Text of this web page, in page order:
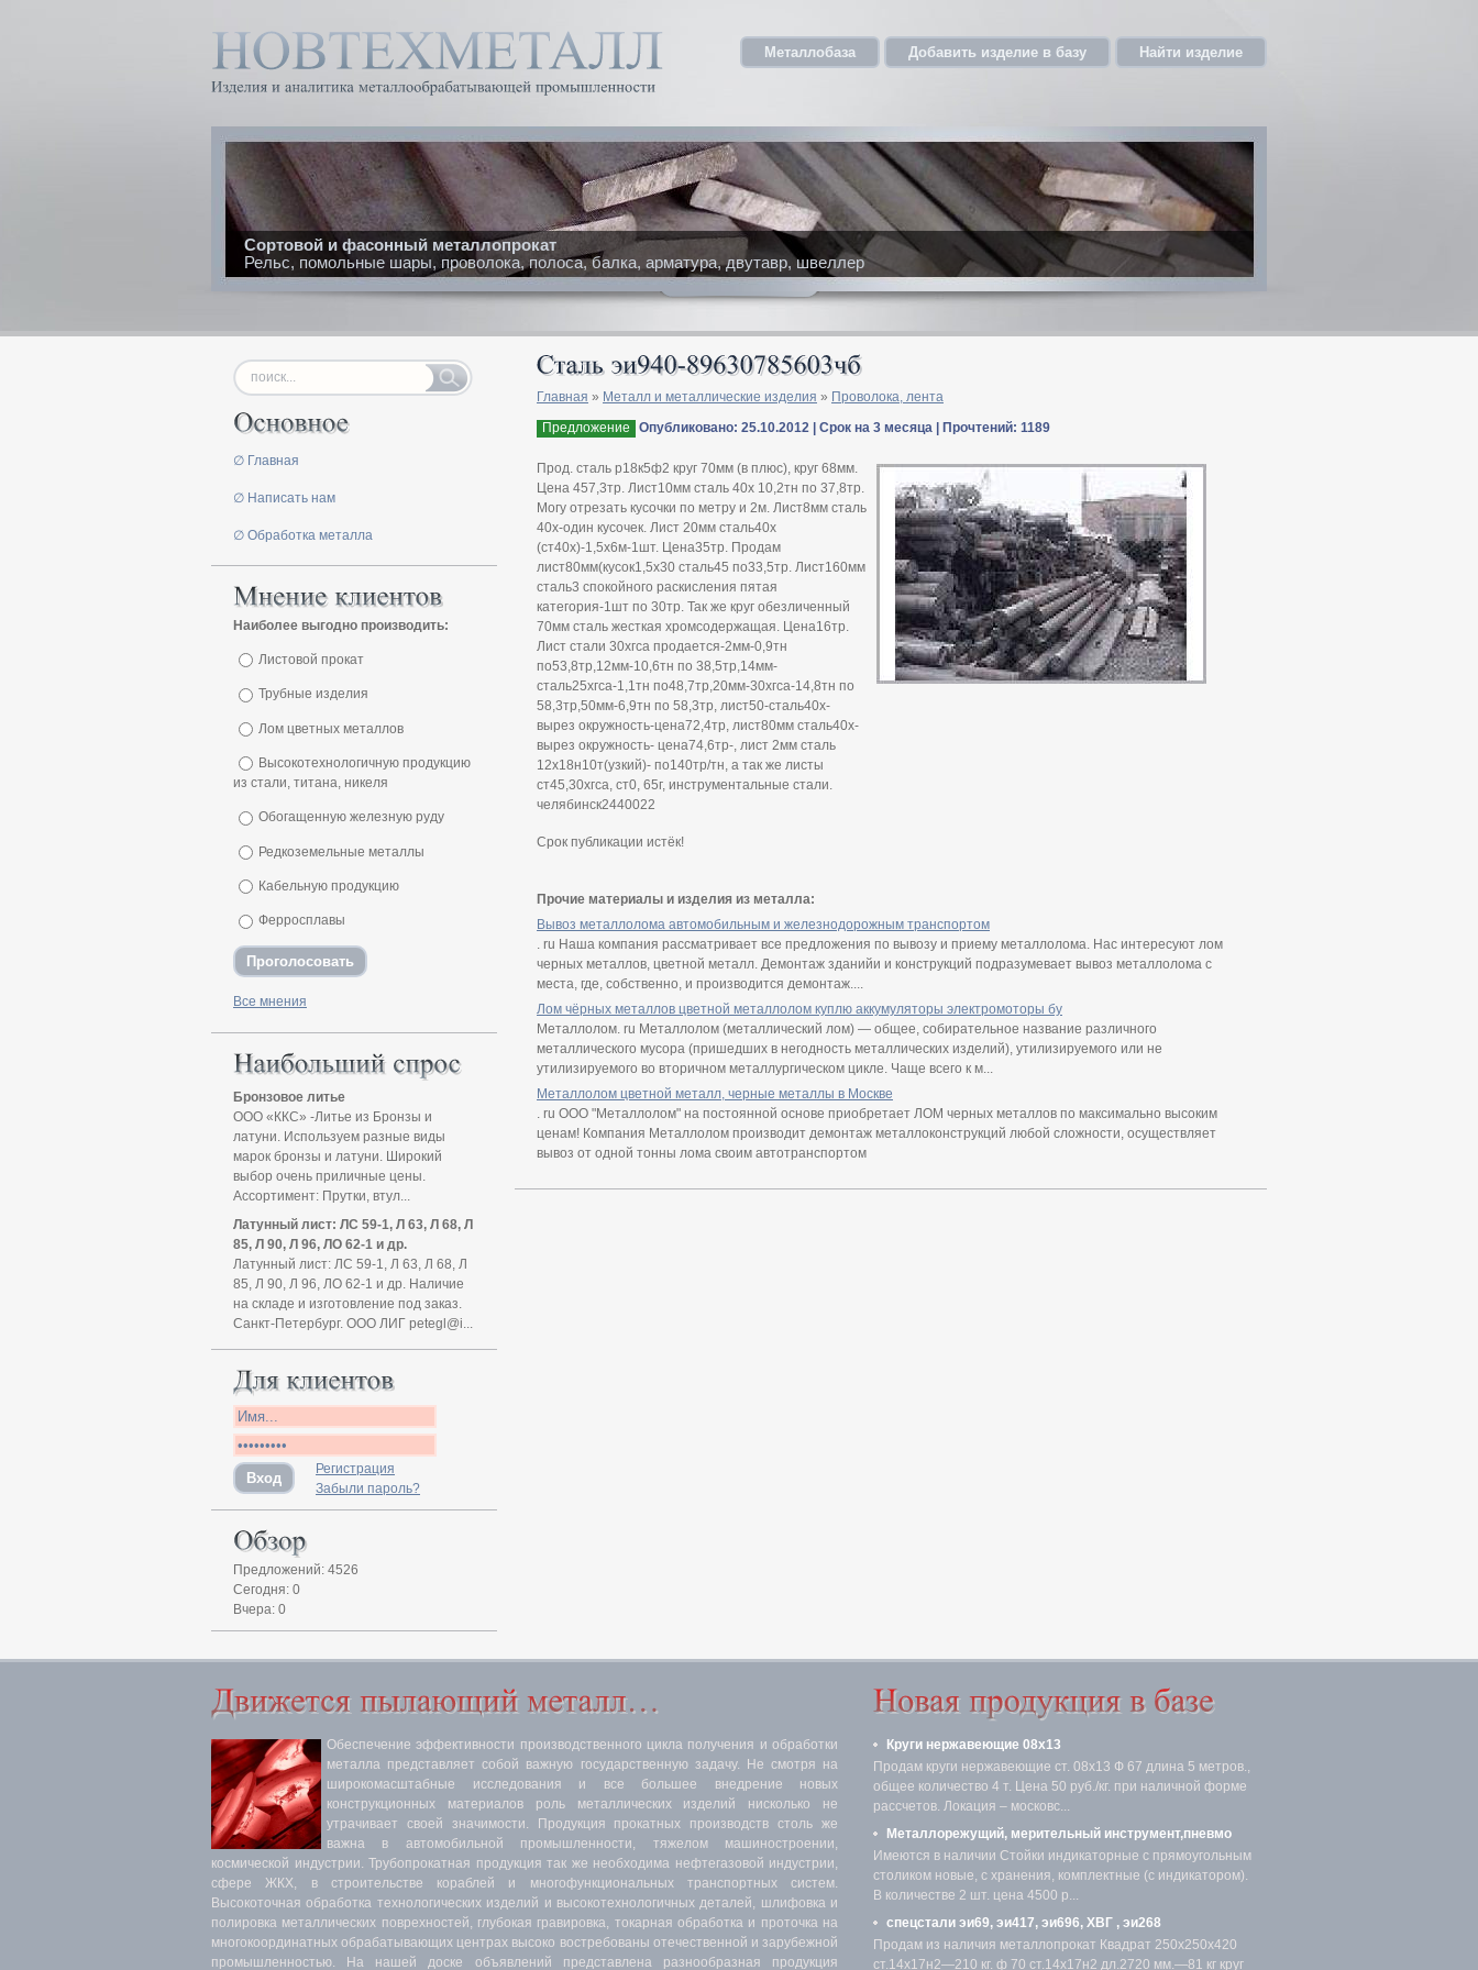
Металлобаза Добавить изделие в базу Найти изделие
Сортовой и фасонный металлопрокат
Рельс, помольные шары, проволока, полоса, балка, арматура, двутавр, швеллер
Главная » Металл и металлические изделия » Проволока, лента
Предложение
Опубликовано: 25.10.2012 | Срок на 3 месяца | Прочтений: 1189
Прод. сталь р18к5ф2 круг 70мм (в плюс), круг 68мм.
Цена 457,3тр. Лист10мм сталь 40х 10,2тн по 37,8тр.
Могу отрезать кусочки по метру и 2м. Лист8мм сталь
40х-один кусочек. Лист 20мм сталь40х
(ст40х)-1,5х6м-1шт. Цена35тр. Продам
лист80мм(кусок1,5х30 сталь45 по33,5тр. Лист160мм
сталь3 спокойного раскисления пятая
категория-1шт по 30тр. Так же круг обезличенный
70мм сталь жесткая хромсодержащая. Цена16тр.
Лист стали 30хгса продается-2мм-0,9тн
по53,8тр,12мм-10,6тн по 38,5тр,14мм-
сталь25хгса-1,1тн по48,7тр,20мм-30хгса-14,8тн по
58,3тр,50мм-6,9тн по 58,3тр, лист50-сталь40х-
вырез окружность-цена72,4тр, лист80мм сталь40х-
вырез окружность- цена74,6тр-, лист 2мм сталь
12х18н10т(узкий)- по140тр/тн, а так же листы
ст45,30хгса, ст0, 65г, инструментальные стали.
челябинск2440022
Срок публикации истёк!
Прочие материалы и изделия из металла:
Вывоз металлолома автомобильным и железнодорожным транспортом
. ru Наша компания рассматривает все предложения по вывозу и приему металлолома. Нас интересуют лом
черных металлов, цветной металл. Демонтаж зданийи и конструкций подразумевает вывоз металлолома с
места, где, собственно, и производится демонтаж....
Лом чёрных металлов цветной металлолом куплю аккумуляторы электромоторы бу
Металлолом. ru Металлолом (металлический лом) — общее, собирательное название различного
металлического мусора (пришедших в негодность металлических изделий), утилизируемого или не
утилизируемого во вторичном металлургическом цикле. Чаще всего к м...
Металлолом цветной металл, черные металлы в Москве
. ru ООО "Металлолом" на постоянной основе приобретает ЛОМ черных металлов по максимально высоким
ценам! Компания Металлолом производит демонтаж металлоконструкций любой сложности, осуществляет
вывоз от одной тонны лома своим автотранспортом
∅ Главная
∅ Написать нам
∅ Обработка металла
Наиболее выгодно производить:
Листовой прокат
Трубные изделия
Лом цветных металлов
Высокотехнологичную продукцию
из стали, титана, никеля
Обогащенную железную руду
Редкоземельные металлы
Кабельную продукцию
Ферросплавы
Все мнения
Бронзовое литье
ООО «ККС» -Литье из Бронзы и
латуни. Используем разные виды
марок бронзы и латуни. Широкий
выбор очень приличные цены.
Ассортимент: Прутки, втул...
Латунный лист: ЛС 59-1, Л 63, Л 68, Л
85, Л 90, Л 96, ЛО 62-1 и др.
Латунный лист: ЛС 59-1, Л 63, Л 68, Л
85, Л 90, Л 96, ЛО 62-1 и др. Наличие
на складе и изготовление под заказ.
Санкт-Петербург. ООО ЛИГ petegl@i...
Регистрация
Забыли пароль?
Предложений: 4526
Сегодня: 0
Вчера: 0
Обеспечение эффективности производственного цикла получения и обработки
металла представляет собой важную государственную задачу. Не смотря на
широкомасштабные исследования и все большее внедрение новых
конструкционных материалов роль металлических изделий нисколько не
утрачивает своей значимости. Продукция прокатных производств столь же
важна в автомобильной промышленности, тяжелом машиностроении,
космической индустрии. Трубопрокатная продукция так же необходима нефтегазовой индустрии,
сфере ЖКХ, в строительстве кораблей и многофункциональных транспортных систем.
Высокоточная обработка технологических изделий и высокотехнологичных деталей, шлифовка и
полировка металлических поврехностей, глубокая гравировка, токарная обработка и проточка на
многокоординатных обрабатывающих центрах высоко востребованы отечественной и зарубежной
промышленностью. На нашей доске объявлений представлена разнообразная продукция
Круги нержавеющие 08х13
Продам круги нержавеющие ст. 08х13 Ф 67 длина 5 метров.,
общее количество 4 т. Цена 50 руб./кг. при наличной форме
рассчетов. Локация – московс...
Металлорежущий, мерительный инструмент,пневмо
Имеются в наличии Стойки индикаторные с прямоугольным
столиком новые, с хранения, комплектные (с индикатором).
В количестве 2 шт. цена 4500 р...
спецстали эи69, эи417, эи696, ХВГ , эи268
Продам из наличия металлопрокат Квадрат 250х250х420
ст.14х17н2—210 кг. ф 70 ст.14х17н2 дл.2720 мм.—81 кг круг